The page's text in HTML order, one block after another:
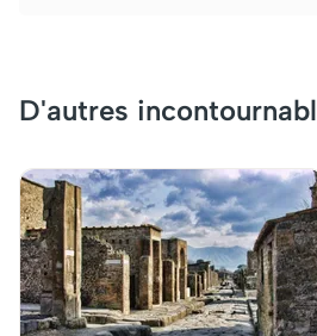
D'autres